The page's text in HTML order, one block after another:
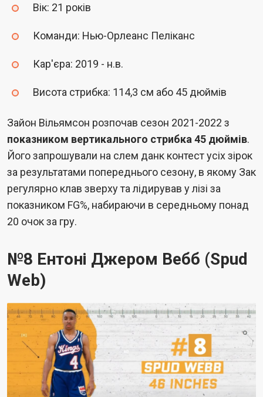
Вік: 21 років
Команди: Нью-Орлеанс Пеліканс
Кар'єра: 2019 - н.в.
Висота стрибка: 114,3 см або 45 дюймів
Зайон Вільямсон розпочав сезон 2021-2022 з
показником вертикального стрибка 45 дюймів.
Його запрошували на слем данк контест усіх зірок
за результатами попереднього сезону, в якому Зак
регулярно клав зверху та лідирував у лізі за
показником FG%, набираючи в середньому понад
20 очок за гру.
№8 Ентоні Джером Вебб (Spud
Web)